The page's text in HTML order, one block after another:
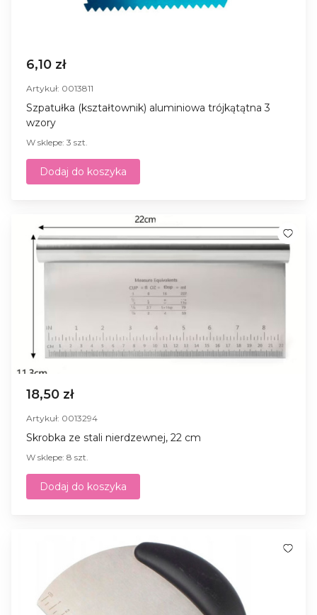
6,10 zł
Artykuł: 0013811
Szpatułka (kształtownik) aluminiowa trójkątątna 3
wzory
W sklepe: 3 szt.
Dodaj do koszyka
18,50 zł
Artykuł: 0013294
Skrobka ze stali nierdzewnej, 22 cm
W sklepe: 8 szt.
Dodaj do koszyka